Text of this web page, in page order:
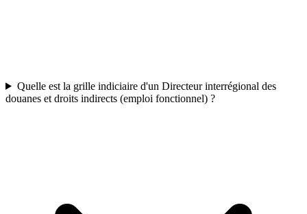
Quelle est la grille indiciaire d'un Directeur interrégional des
douanes et droits indirects (emploi fonctionnel) ?